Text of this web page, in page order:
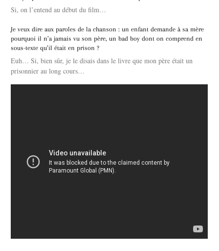
Si, on l’entend au début du film…
Je veux dire aux paroles de la chanson : un enfant demande à sa mère
pourquoi il n’a jamais vu son père, un bad boy dont on comprend en
sous-texte qu’il était en prison ?
Euh… Si, bien sûr, je le disais dans le livre que mon père était un
prisonnier au long cours…